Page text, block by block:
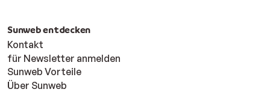
Sunweb entdecken
Kontakt
für Newsletter anmelden
Sunweb Vorteile
Über Sunweb